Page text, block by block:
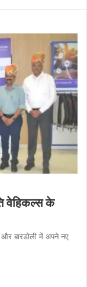
वेहिकल्स के
और बारडोली में अपने नए